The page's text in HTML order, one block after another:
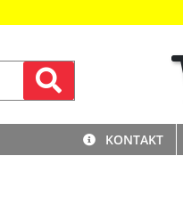
KONTAKT